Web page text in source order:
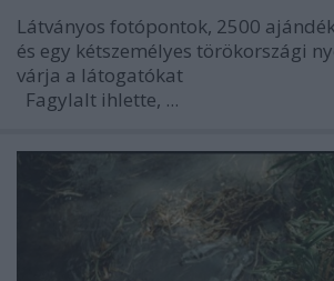
Látványos fotópontok, 2500
és egy kétszemélyes törökországi
várja a látogatókat
Fagylalt ihlette, ...